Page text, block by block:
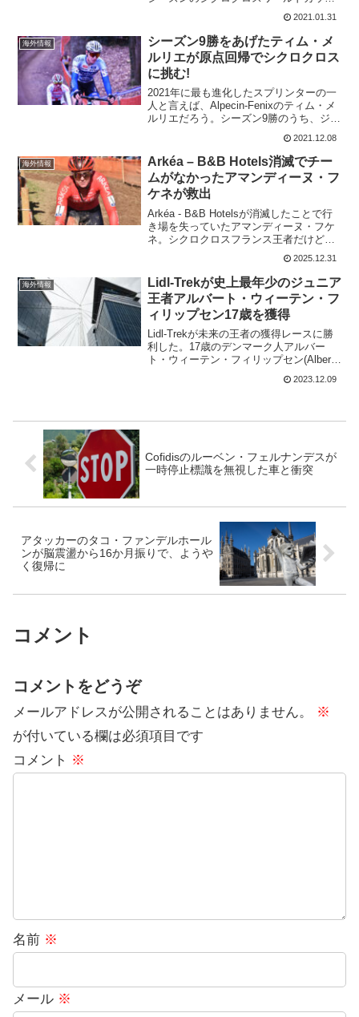
は6レースではなく、4レースのみで構成
されている。ベルギーでのコロナ対策に
より、ジュニアの競技は中止。U23のラ
イダーにとっては、い...
2021.01.31
海外情報
シーズン9勝をあげたティム・メ
ルリエが原点回帰でシクロクロス
に挑む!
2021年に最も進化したスプリンターの一
人と言えば、Alpecin-Fenixのティム・メ
ルリエだろう。シーズン9勝のうち、ジロ
でもツールでも勝利したのは驚きの活躍
だ。彼の原点はマチュー・ファンデルプ
ールと同じくシクロクロスにある。ティ
ム・...
2021.12.08
海外情報
Arkéa – B&B Hotels消滅でチー
ムがなかったアマンディーヌ・フ
ケネが救出
Arkéa - B&B Hotelsが消滅したことで行
き場を失っていたアマンディーヌ・フケ
ネ。シクロクロスフランス王者だけど、
シクロクロスのチーム所属はなく、ロー
ドの来シーズンの所属チームもない。今
回、なんとかシクロクロスはチームが見
つかっ...
2025.12.31
海外情報
Lidl-Trekが史上最年少のジュニア
王者アルバート・ウィーテン・フ
ィリップセン17歳を獲得
Lidl-Trekが未来の王者の獲得レースに勝
利した。17歳のデンマーク人アルバー
ト・ウィーテン・フィリップセン(Albert
Withen Philipsen)を獲得だ。2025年から
ワールドチーム入りThe news you’ve al...
2023.12.09
Cofidisのルーベン・フェルナンデスが
一時停止標識を無視した車と衝突
アタッカーのタコ・ファンデルホール
ンが脳震盪から16か月振りで、ようや
く復帰に
コメント
コメントをどうぞ
メールアドレスが公開されることはありません。
※
が付いている欄は必須項目です
コメント ※
名前 ※
メール ※